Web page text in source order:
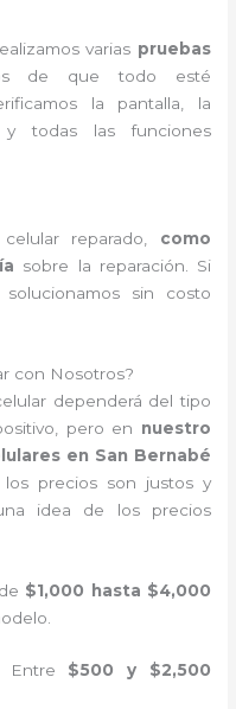
varias pruebas
de que todo esté
la pantalla, la
todas las funciones
reparado, como
sobre la reparación. Si
sin costo
con Nosotros?
dependerá del tipo
pero en nuestro
en San Bernabé
precios son justos y
idea de los precios
$1,000 hasta $4,000
Entre $500 y $2,500